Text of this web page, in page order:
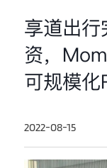
享道出
资，
可规模
2022-08-15